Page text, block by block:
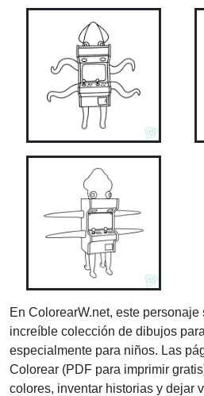
En ColorearW.net, este personaje
increíble colección de dibujos
especialmente para niños. Las
Colorear (PDF para imprimir
colores, inventar historias y dejar